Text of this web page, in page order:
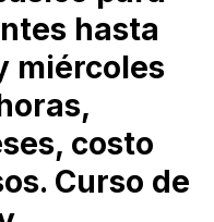
hasta
miércoles
costo
Curso de